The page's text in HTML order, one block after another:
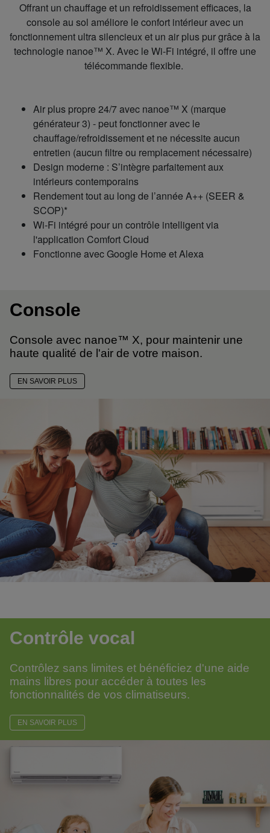
Offrant un chauffage et un refroidissement efficaces, la
console au sol améliore le confort intérieur avec un
fonctionnement ultra silencieux et un air plus pur grâce à la
technologie nanoe™ X. Avec le Wi-Fi intégré, il offre une
télécommande flexible.
Air plus propre 24/7 avec nanoe™ X (marque
générateur 3) - peut fonctionner avec le
chauffage/refroidissement et ne nécessite aucun
entretien (aucun filtre ou remplacement nécessaire)
Design moderne : S’intègre parfaitement aux
intérieurs contemporains
Rendement tout au long de l’année A++ (SEER &
SCOP)*
Wi-Fi intégré pour un contrôle intelligent via
l'application Comfort Cloud
Fonctionne avec Google Home et Alexa
Console
Console avec nanoe™ X, pour maintenir une
haute qualité de l'air de votre maison.
EN SAVOIR PLUS
Contrôle vocal
Contrôlez sans limites et bénéficiez d'une aide
mains libres pour accéder à toutes les
fonctionnalités de vos climatiseurs.
EN SAVOIR PLUS